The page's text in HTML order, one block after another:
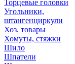
Торцевые головки
Угольники,
штангенциркули
Хоз. товары
Хомуты, стяжки
Шило
Шпатели